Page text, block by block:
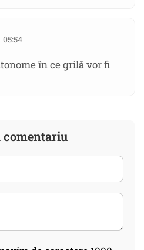
în ce grilă vor fi
comentariu